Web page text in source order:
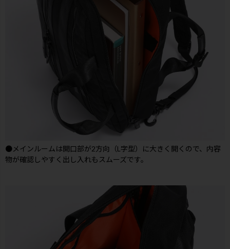
●メインルームは開口部が2方向（L字型）に大きく開くので、内容
物が確認しやすく出し入れもスムーズです。